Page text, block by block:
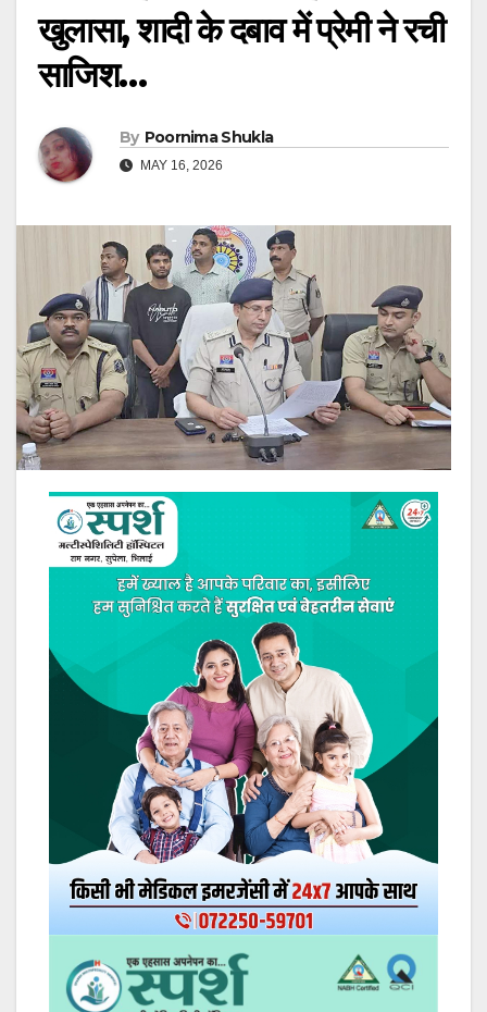
खुलासा, शादी के दबाव में प्रेमी ने रची
साजिश…
By Poornima Shukla
MAY 16, 2026